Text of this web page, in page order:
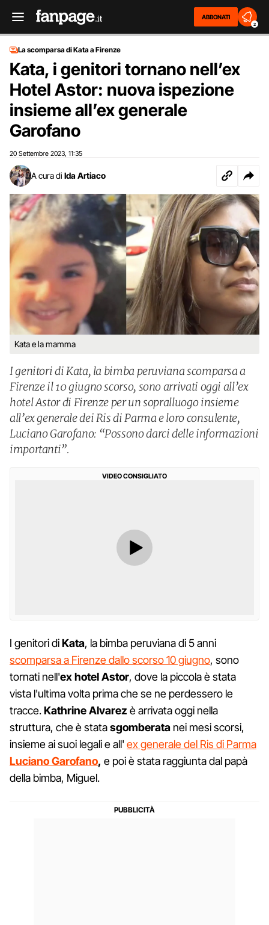
ABBONATI
2
La scomparsa di Kata a Firenze
Kata, i genitori tornano nell’ex
Hotel Astor: nuova ispezione
insieme all’ex generale
Garofano
20 Settembre 2023 11:35
A cura di Ida Artiaco
Kata e la mamma
I genitori di Kata, la bimba peruviana scomparsa a
Firenze il 10 giugno scorso, sono arrivati oggi all’ex
hotel Astor di Firenze per un sopralluogo insieme
all’ex generale dei Ris di Parma e loro consulente,
Luciano Garofano: “Possono darci delle informazioni
importanti”.
VIDEO CONSIGLIATO
I genitori diKata, la bimba peruviana di 5 anni
scomparsa a Firenze dallo scorso 10 giugno, sono
tornati nell'ex hotel Astor, dove la piccola è stata
vista l'ultima volta prima che se ne perdessero le
tracce.Kathrine Alvarez è arrivata oggi nella
struttura, che è statasgomberata nei mesi scorsi,
insieme ai suoi legali e all' ex generale del Ris di Parma
Luciano Garofano, e poi è stata raggiunta dal papà
della bimba, Miguel.